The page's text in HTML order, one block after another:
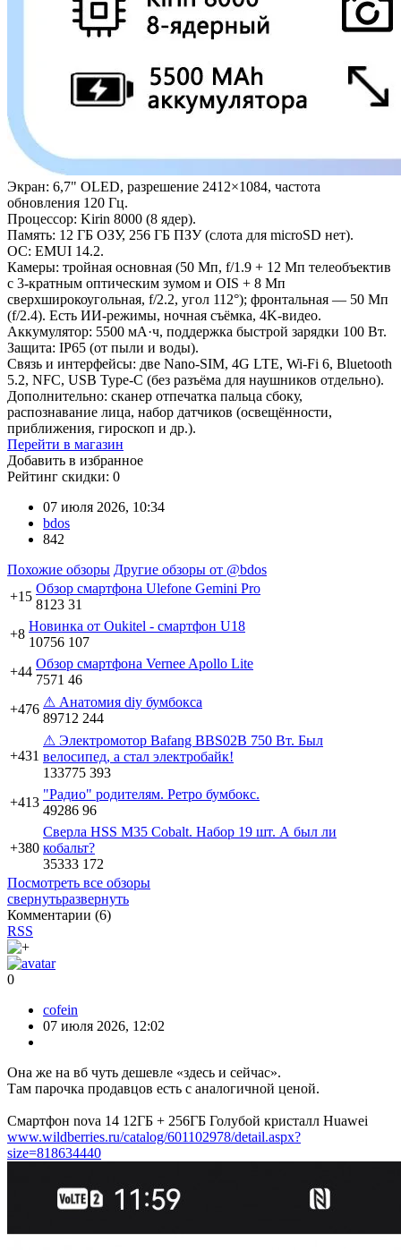
Экран: 6,7" OLED, разрешение 2412×1084, частота
обновления 120 Гц.
Процессор: Kirin 8000 (8 ядер).
Память: 12 ГБ ОЗУ, 256 ГБ ПЗУ (слота для microSD нет).
ОС: EMUI 14.2.
Камеры: тройная основная (50 Мп, f/1.9 + 12 Мп телеобъектив
с 3-кратным оптическим зумом и OIS + 8 Мп
сверхширокоугольная, f/2.2, угол 112°); фронтальная — 50 Мп
(f/2.4). Есть ИИ-режимы, ночная съёмка, 4K-видео.
Аккумулятор: 5500 мА·ч, поддержка быстрой зарядки 100 Вт.
Защита: IP65 (от пыли и воды).
Связь и интерфейсы: две Nano-SIM, 4G LTE, Wi-Fi 6, Bluetooth
5.2, NFC, USB Type-C (без разъёма для наушников отдельно).
Дополнительно: сканер отпечатка пальца сбоку,
распознавание лица, набор датчиков (освещённости,
приближения, гироскоп и др.).
Перейти в магазин
Добавить в избранное
Рейтинг скидки: 0
07 июля 2026, 10:34
bdos
842
Похожие обзоры Другие обзоры от @bdos
+15
Обзор смартфона Ulefone Gemini Pro
8123 31
+8
Новинка от Oukitel - смартфон U18
10756 107
+44
Обзор смартфона Vernee Apollo Lite
7571 46
+476 ⚠ Анатомия diy бумбокса
89712 244
+431
⚠ Электромотор Bafang BBS02B 750 Вт. Был
велосипед, а стал электробайк!
133775 393
+413
"Радио" родителям. Ретро бумбокс.
49286 96
+380
Сверла HSS M35 Cobalt. Набор 19 шт. А был ли
кобальт?
35333 172
Посмотреть все обзоры
свернутьразвернуть
Комментарии (6)
RSS
0
cofein
07 июля 2026, 12:02
Она же на вб чуть дешевле «здесь и сейчас».
Там парочка продавцов есть с аналогичной ценой.
Смартфон nova 14 12ГБ + 256ГБ Голубой кристалл Huawei
www.wildberries.ru/catalog/601102978/detail.aspx?
size=818634440